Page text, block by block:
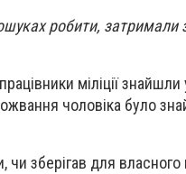
робити, затримали
міліції знайшли
чоловіка було
чи зберігав для